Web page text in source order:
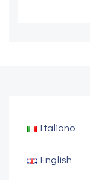
Italiano
English